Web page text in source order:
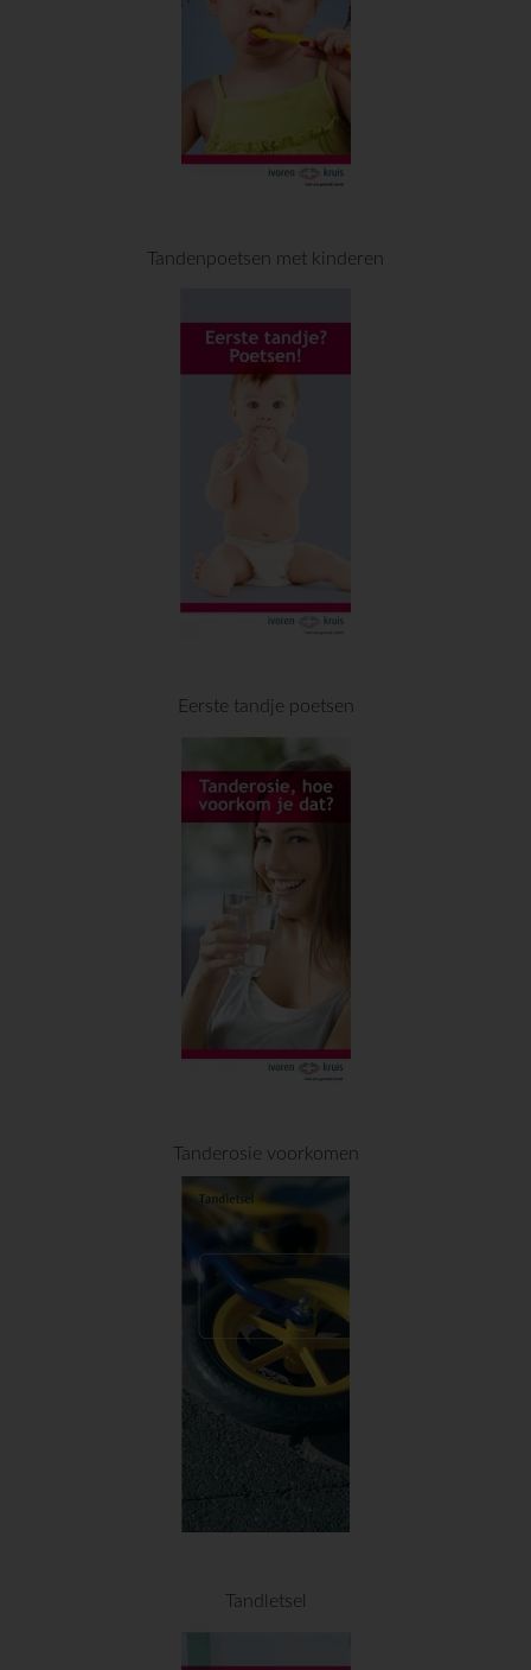
Tandenpoetsen met kinderen
Eerste tandje poetsen
Tanderosie voorkomen
Tandletsel